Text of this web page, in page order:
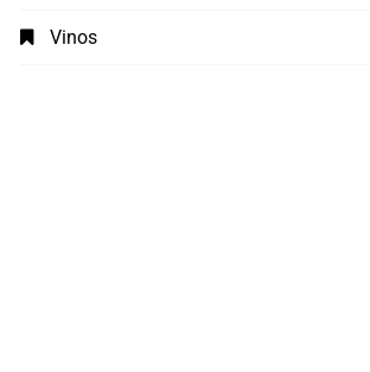
Vinos